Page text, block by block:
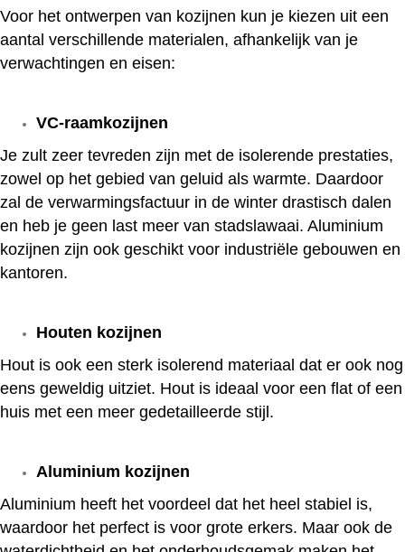
Voor het ontwerpen van kozijnen kun je kiezen uit een
aantal verschillende materialen, afhankelijk van je
verwachtingen en eisen:
VC-raamkozijnen
Je zult zeer tevreden zijn met de isolerende prestaties,
zowel op het gebied van geluid als warmte. Daardoor
zal de verwarmingsfactuur in de winter drastisch dalen
en heb je geen last meer van stadslawaai. Aluminium
kozijnen zijn ook geschikt voor industriële gebouwen en
kantoren.
Houten kozijnen
Hout is ook een sterk isolerend materiaal dat er ook nog
eens geweldig uitziet. Hout is ideaal voor een flat of een
huis met een meer gedetailleerde stijl.
Aluminium kozijnen
Aluminium heeft het voordeel dat het heel stabiel is,
waardoor het perfect is voor grote erkers. Maar ook de